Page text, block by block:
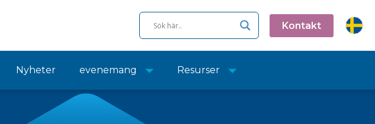
Kontakt
Nyheter evenemang Resurser